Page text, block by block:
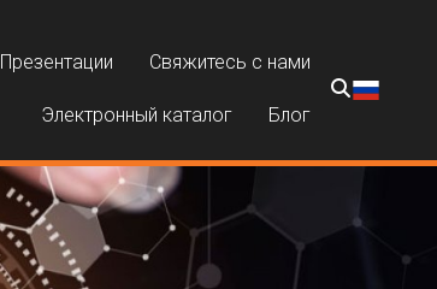
Презентации Свяжитесь с нами
Электронный каталог Блог